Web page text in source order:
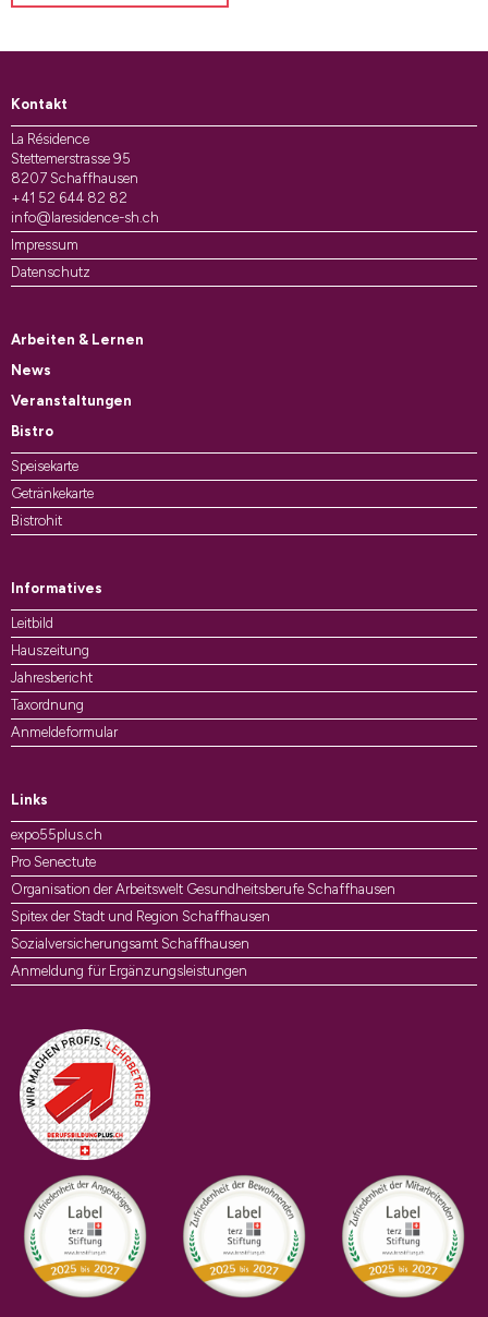
Kontakt
La Résidence
Stettemerstrasse 95
8207 Schaffhausen
+41 52 644 82 82
info@laresidence-sh.ch
Impressum
Datenschutz
Arbeiten & Lernen
News
Veranstaltungen
Bistro
Speisekarte
Getränkekarte
Bistrohit
Informatives
Leitbild
Hauszeitung
Jahresbericht
Taxordnung
Anmeldeformular
Links
expo55plus.ch
Pro Senectute
Organisation der Arbeitswelt Gesundheitsberufe Schaffhausen
Spitex der Stadt und Region Schaffhausen
Sozialversicherungsamt Schaffhausen
Anmeldung für Ergänzungsleistungen
Auszeichnungen